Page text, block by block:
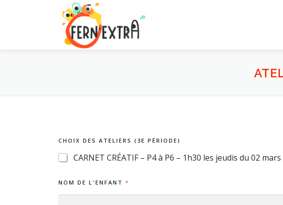
CHOIX DES ATELIERS (3E PÉRIODE)
CARNET CRÉATIF – P4 à P6 – 1h30 les jeudis du 02
E
C
NOM DE L'ENFANT *